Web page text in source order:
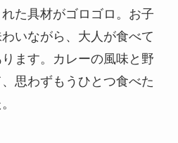
た具材がゴロゴロ。お子
いながら、大人が食べて
ます。カレーの風味と野
思わずもうひとつ食べた